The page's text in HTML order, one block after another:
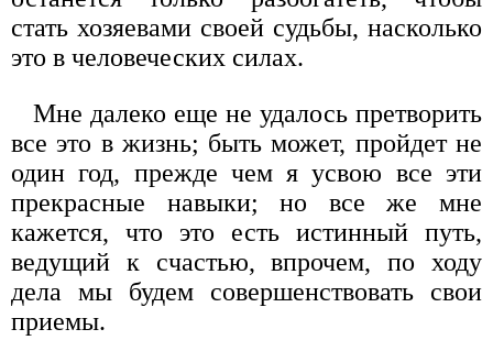
стать хозяевами своей судьбы, насколько
это в человеческих силах.
Мне далеко еще не удалось претворить
все это в жизнь; быть может, пройдет не
один год, прежде чем я усвою все эти
прекрасные навыки; но все же мне
кажется, что это есть истинный путь,
ведущий к счастью, впрочем, по ходу
дела мы будем совершенствовать свои
приемы.